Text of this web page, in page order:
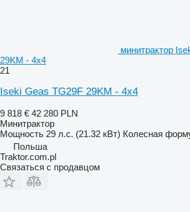
минитрактор
29KM - 4x4
21
Iseki Geas TG29F 29KM - 4x4
9 818 € 42 280 PLN
Минитрактор
Мощность 29 л.с. (21.32 кВт) Колесная
Польша
Traktor.com.pl
Связаться с продавцом